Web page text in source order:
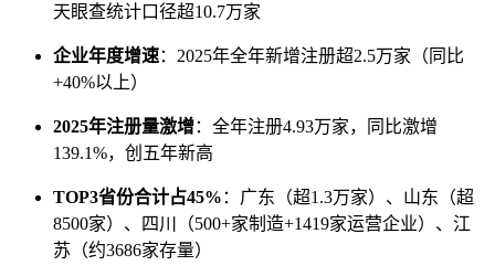
天眼查统计口径超10.7万家
企业年度增速：2025年全年新增注册超2.5万家（同比
+40%以上）
2025年注册量激增：全年注册4.93万家，同比激增
139.1%，创五年新高
TOP3省份合计占45% ：广东（超1.3万家）、山东（超
8500家）、四川（500+家制造+1419家运营企业）、江
苏（约3686家存量）